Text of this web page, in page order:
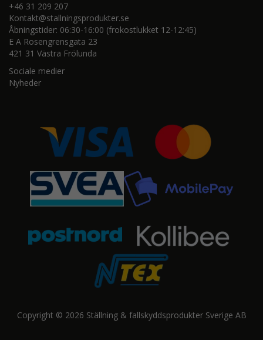
+46 31 209 207
Kontakt@stallningsprodukter.se
Åbningstider: 06:30-16:00 (frokostlukket 12-12:45)
E A Rosengrensgata 23
421 31 Västra Frölunda
Sociale medier
Nyheder
Copyright © 2026 Ställning & fallskyddsprodukter Sverige AB